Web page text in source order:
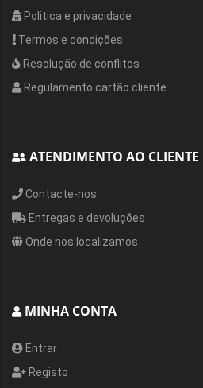
Politica e privacidade
Termos e condições
Resolução de conflitos
Regulamento cartão cliente
ATENDIMENTO AO CLIENTE
Contacte-nos
Entregas e devoluções
Onde nos localizamos
MINHA CONTA
Entrar
Registo